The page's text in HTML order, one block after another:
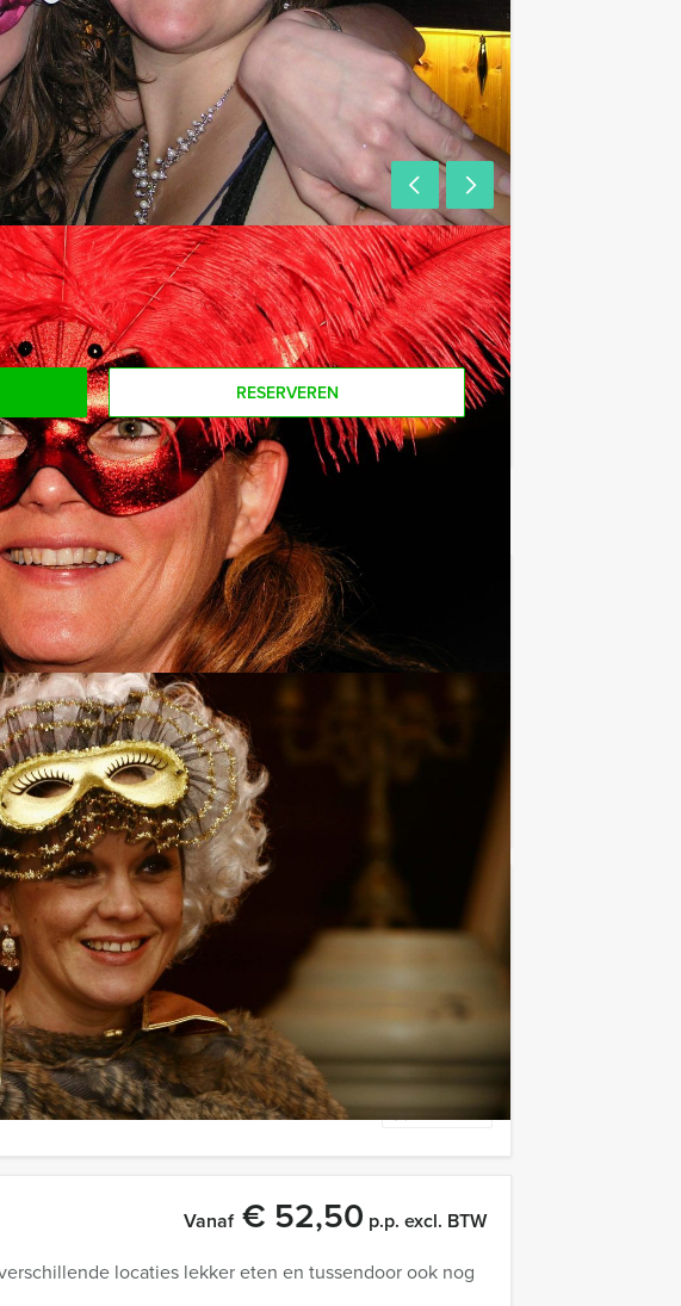
RESERVEREN
Vanaf€ 64,50
Maastricht: een hypermodern, virtueel GPS spel, mét
Vanaf€ 62,50
voor vrienden, familie en collega's. Wij combineren de
Favoriet
Vanaf€ 52,50 p.p. excl. BTW
locaties lekker eten en tussendoor ook nog